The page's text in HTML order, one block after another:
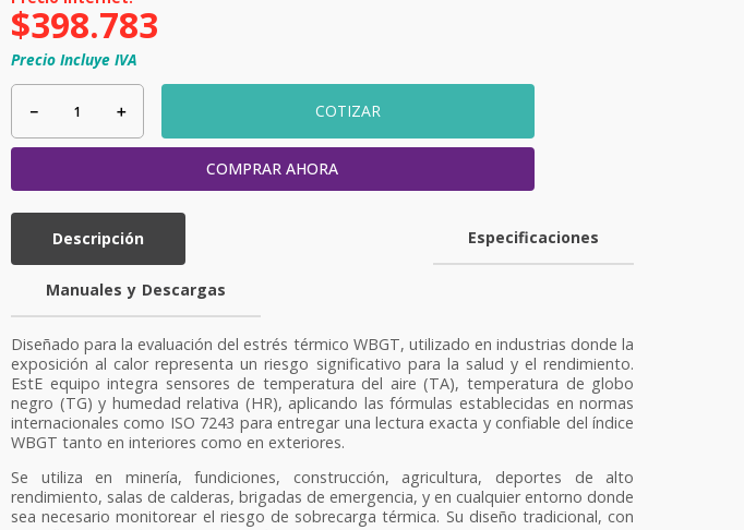
$398.783
Precio Incluye IVA
＋
－ COTIZAR
COMPRAR AHORA
Descripción Especificaciones
y
Diseñado para la evaluación del estrés térmico WBGT, utilizado en industrias donde la
exposición al calor representa un riesgo significativo para la salud y el rendimiento.
EstE equipo integra sensores de temperatura del aire (TA), temperatura de globo
negro (TG) y humedad relativa (HR), aplicando las fórmulas establecidas en normas
internacionales como ISO 7243 para entregar una lectura exacta y confiable del índice
WBGT tanto en interiores como en exteriores.
Se utiliza en minería, fundiciones, construcción, agricultura, deportes de alto
rendimiento, salas de calderas, brigadas de emergencia, y en cualquier entorno donde
sea necesario monitorear el riesgo de sobrecarga térmica. Su diseño tradicional, con